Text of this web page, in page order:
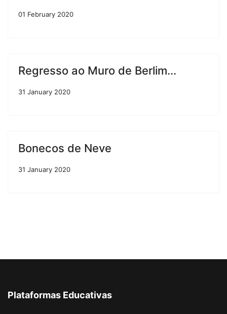
01 February 2020
Regresso ao Muro de Berlim...
31 January 2020
Bonecos de Neve
31 January 2020
Plataformas Educativas